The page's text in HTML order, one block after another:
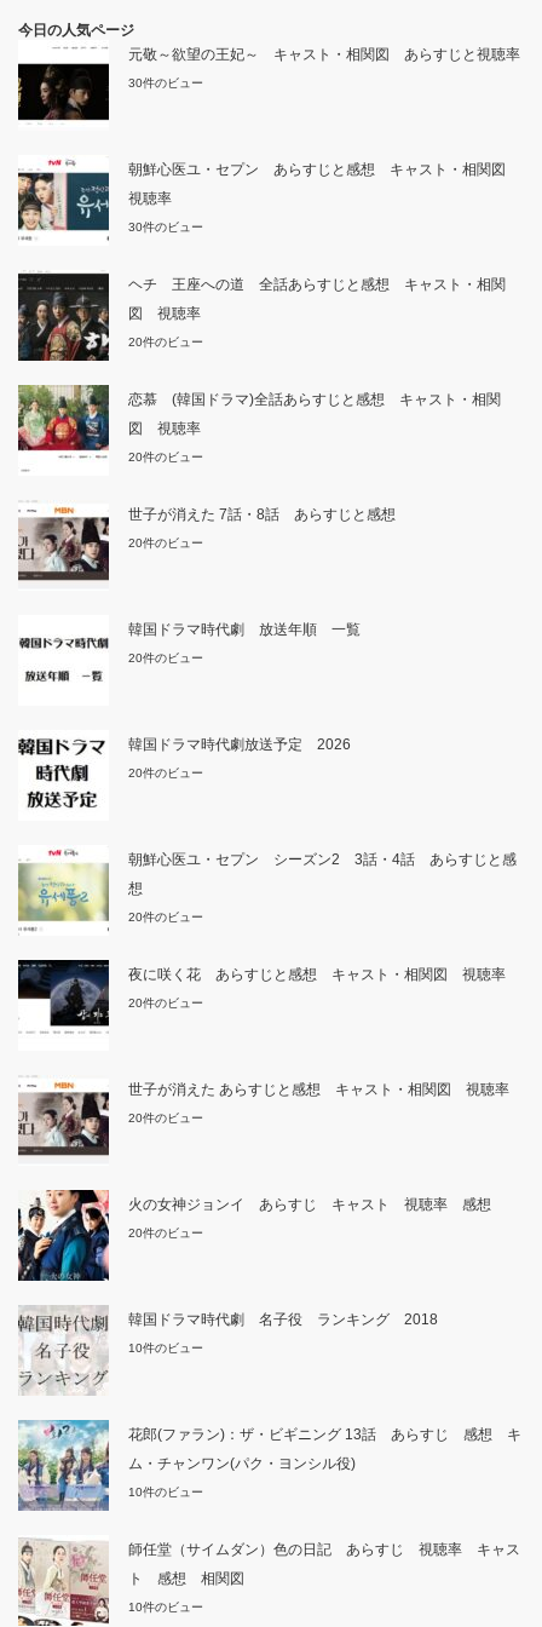
今日の人気ページ
元敬～欲望の王妃～ キャスト・相関図 あらすじと視聴率
30件のビュー
朝鮮心医ユ・セプン あらすじと感想 キャスト・相関図
視聴率
30件のビュー
ヘチ 王座への道 全話あらすじと感想 キャスト・相関
図 視聴率
20件のビュー
恋慕 (韓国ドラマ)全話あらすじと感想 キャスト・相関
図 視聴率
20件のビュー
世子が消えた 7話・8話 あらすじと感想
20件のビュー
韓国ドラマ時代劇 放送年順 一覧
20件のビュー
韓国ドラマ時代劇放送予定 2026
20件のビュー
朝鮮心医ユ・セプン シーズン2 3話・4話 あらすじと感
想
20件のビュー
夜に咲く花 あらすじと感想 キャスト・相関図 視聴率
20件のビュー
世子が消えた あらすじと感想 キャスト・相関図 視聴率
20件のビュー
火の女神ジョンイ あらすじ キャスト 視聴率 感想
20件のビュー
韓国ドラマ時代劇 名子役 ランキング 2018
10件のビュー
花郎(ファラン)：ザ・ビギニング 13話 あらすじ 感想 キ
ム・チャンワン(パク・ヨンシル役)
10件のビュー
師任堂（サイムダン）色の日記 あらすじ 視聴率 キャス
ト 感想 相関図
10件のビュー